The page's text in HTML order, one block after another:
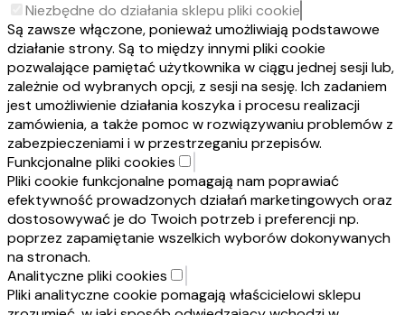
Niezbędne do działania sklepu pliki cookie
Są zawsze włączone, ponieważ umożliwiają podstawowe
działanie strony. Są to między innymi pliki cookie
pozwalające pamiętać użytkownika w ciągu jednej sesji lub,
zależnie od wybranych opcji, z sesji na sesję. Ich zadaniem
jest umożliwienie działania koszyka i procesu realizacji
zamówienia, a także pomoc w rozwiązywaniu problemów z
zabezpieczeniami i w przestrzeganiu przepisów.
Funkcjonalne pliki cookies
Pliki cookie funkcjonalne pomagają nam poprawiać
efektywność prowadzonych działań marketingowych oraz
dostosowywać je do Twoich potrzeb i preferencji np.
poprzez zapamiętanie wszelkich wyborów dokonywanych
na stronach.
Analityczne pliki cookies
Pliki analityczne cookie pomagają właścicielowi sklepu